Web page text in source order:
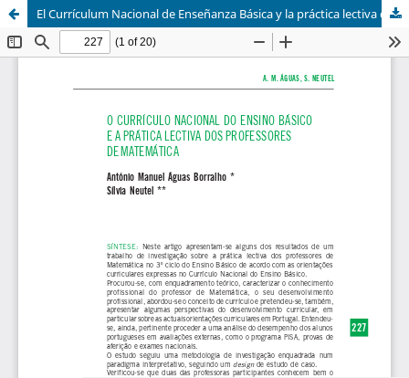
El Currículum Nacional de Enseñanza Básica y la práctica lectiva de los profesores de Matemática